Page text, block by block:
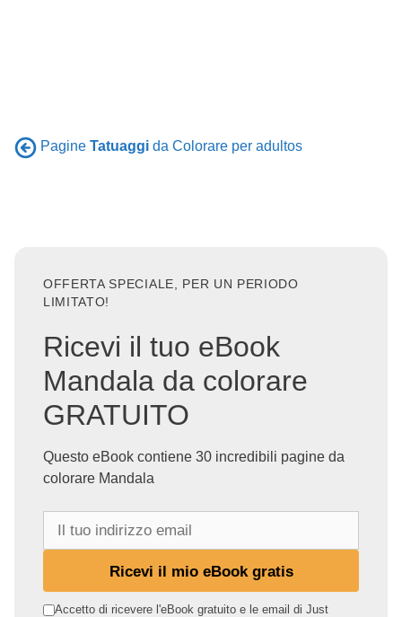
Pagine Tatuaggi da Colorare per adultos
OFFERTA SPECIALE, PER UN PERIODO
LIMITATO!
Ricevi il tuo eBook
Mandala da colorare
GRATUITO
Questo eBook contiene 30 incredibili pagine da
colorare Mandala
o
Ricevi il mio eBook gratis
Accetto di ricevere l'eBook gratuito e le email di Just